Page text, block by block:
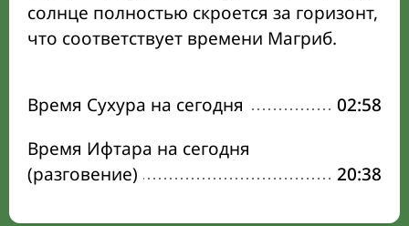
солнце полностью скроется за горизонт,
что соответствует времени Магриб.
Время Сухура на сегодня
02:58
Время Ифтара на сегодня
(разговение)
20:38